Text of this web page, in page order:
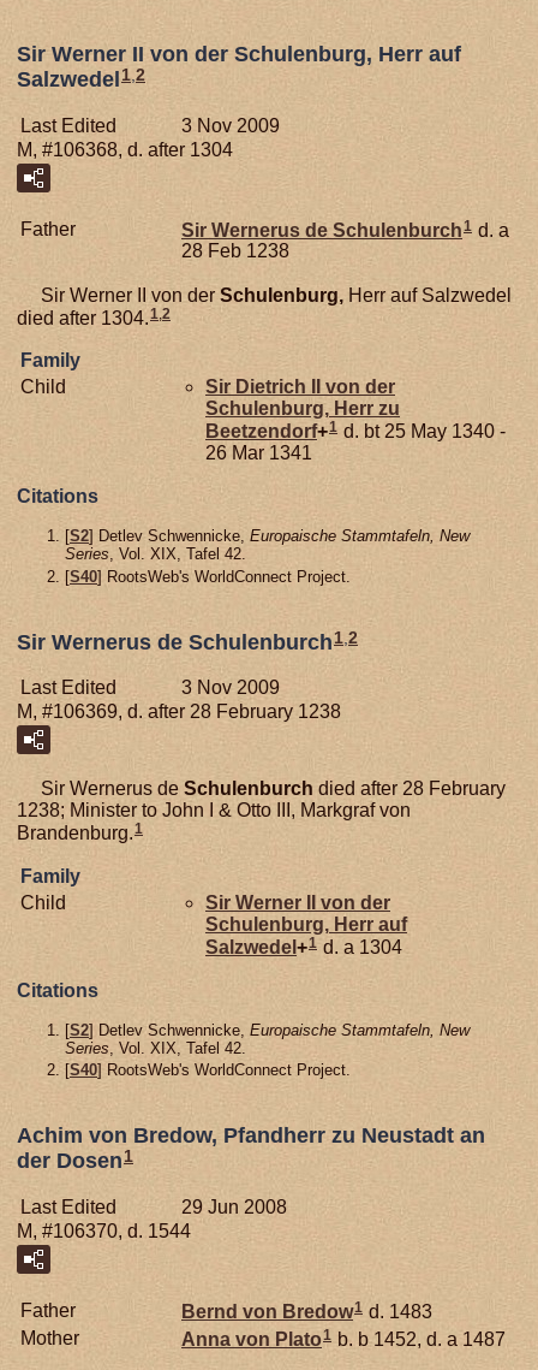
Sir Werner II von der Schulenburg, Herr auf
Salzwedel 1,2
Last Edited
3 Nov 2009
M, #106368, d. after 1304
Father Sir Wernerus de Schulenburch 1 d. a
28 Feb 1238
Sir Werner II von der Schulenburg, Herr auf Salzwedel
died after 1304. 1 2
Family
Child
Sir Dietrich II von der
Schulenburg, Herr zu
Beetzendorf+1 d. bt 25 May 1340 -
26 Mar 1341
Citations
[S2] Detlev Schwennicke, Europaische Stammtafeln, New
Series, Vol. XIX, Tafel 42.
[S40] RootsWeb's WorldConnect Project.
Sir Wernerus de Schulenburch1 2
Last Edited
3 Nov 2009
M, #106369, d. after 28 February 1238
Sir Wernerus de Schulenburch died after 28 February
1238; Minister to John I & Otto III, Markgraf von
Brandenburg.1
Family
Child
Sir Werner II von der
Schulenburg, Herr auf
Salzwedel +1 d. a 1304
Citations
[S2] Detlev Schwennicke, Europaische Stammtafeln, New
Series , Vol. XIX, Tafel 42.
[S40] RootsWeb's WorldConnect Project.
Achim von Bredow, Pfandherr zu Neustadt an
der Dosen1
Last Edited
29 Jun 2008
M, #106370, d. 1544
Father Bernd von Bredow1 d. 1483
Mother
Anna von Plato1 b. b 1452, d. a 1487